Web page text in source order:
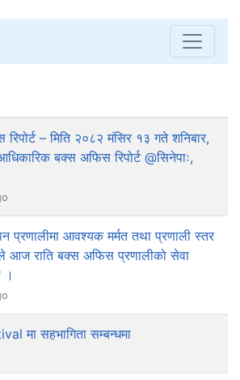
– मिति २०८२ मंसिर १३ गते शनिबार,
बक्स अफिस रिपोर्ट @सिनेपाः,
प्रणालीमा आवश्यक मर्मत तथा प्रणाली स्तर
आज राति बक्स अफिस प्रणालीको सेवा
।
मा सहभागिता सम्बन्धमा